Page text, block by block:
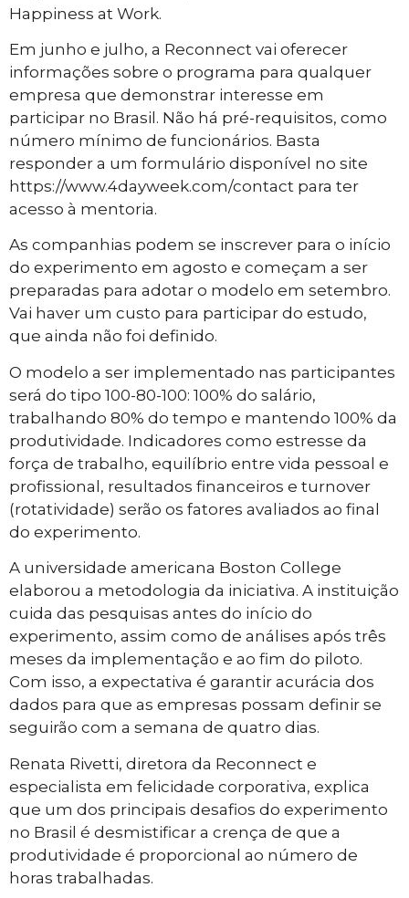
Happiness at Work.
Em junho e julho, a Reconnect vai oferecer
informações sobre o programa para qualquer
empresa que demonstrar interesse em
participar no Brasil. Não há pré-requisitos, como
número mínimo de funcionários. Basta
responder a um formulário disponível no site
https://www.4dayweek.com/contact para ter
acesso à mentoria.
As companhias podem se inscrever para o início
do experimento em agosto e começam a ser
preparadas para adotar o modelo em setembro.
Vai haver um custo para participar do estudo,
que ainda não foi definido.
O modelo a ser implementado nas participantes
será do tipo 100-80-100: 100% do salário,
trabalhando 80% do tempo e mantendo 100% da
produtividade. Indicadores como estresse da
força de trabalho, equilíbrio entre vida pessoal e
profissional, resultados financeiros e turnover
(rotatividade) serão os fatores avaliados ao final
do experimento.
A universidade americana Boston College
elaborou a metodologia da iniciativa. A instituição
cuida das pesquisas antes do início do
experimento, assim como de análises após três
meses da implementação e ao fim do piloto.
Com isso, a expectativa é garantir acurácia dos
dados para que as empresas possam definir se
seguirão com a semana de quatro dias.
Renata Rivetti, diretora da Reconnect e
especialista em felicidade corporativa, explica
que um dos principais desafios do experimento
no Brasil é desmistificar a crença de que a
produtividade é proporcional ao número de
horas trabalhadas.